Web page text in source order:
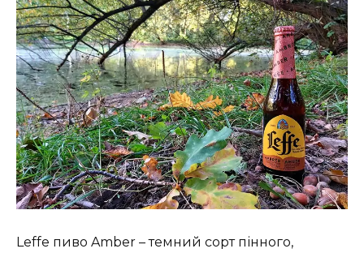
Leffe пиво Amber – темний сорт пінного,